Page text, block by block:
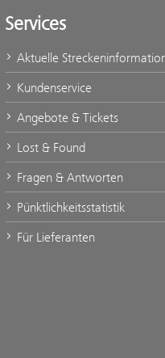
Services
Aktuelle
Kundenservice
Angebote & Tickets
Lost & Found
Fragen & Antworten
Pünktlichkeitsstatistik
Für Lieferanten